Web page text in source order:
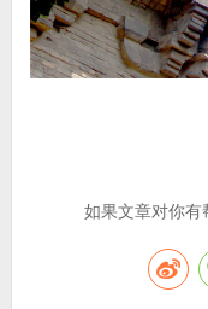
如果文章对你有